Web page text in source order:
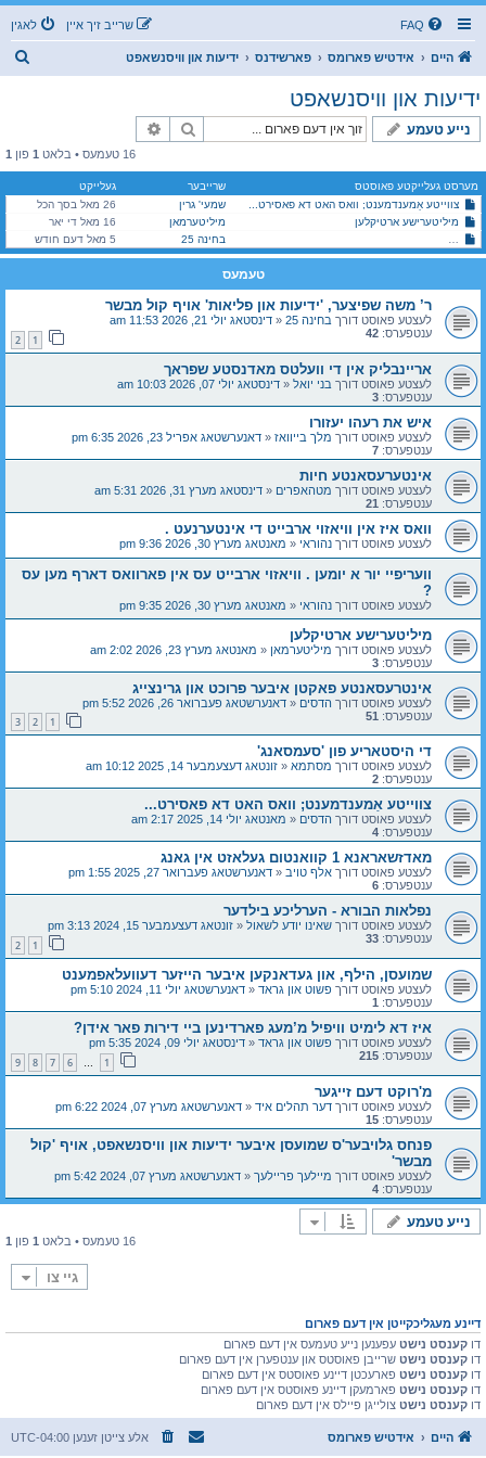
FAQ לאגין שרייב זיך איין
היים אידטיש פארומס פארשידנס ידיעות און וויסנשאפט
ידיעות און וויסנשאפט
נייע טעמע זוך
16 טעמעס • בלאט 1 פון 1
מערסט געלייקטע פאוסטס שרייבער
געלייקט
צווייטע אַמענדמענט; וואס האט דא פאסירט...
שמעי' גרין
26 מאל בסך הכל
מיליטערישע ארטיקלען
מיליטערמאן
16 מאל די יאר
ר’ משה שפיצער, 'ידיעות און פליאות' אויף קול מבשרבחינה 25 5 מאל דעם חודש
טעמעס
ר’ משה שפיצער, 'ידיעות און פליאות' אויף קול מבשר
לעצטע פאוסט דורך בחינה 25 « דינסטאג יולי 21, 2026 11:53 am
ענטפערס: 42
1
2
אריינבליק אין די וועלטס מאדנסטע שפראך
לעצטע פאוסט דורך בני יואל « דינסטאג יולי 07, 2026 10:03 am
ענטפערס: 3
איש את רעהו יעזורו
לעצטע פאוסט דורך מלך בייוואז « דאנערשטאג אפריל 23, 2026 6:35 pm
ענטפערס: 7
אינטערעסאנטע חיות
לעצטע פאוסט דורך מטהאפרים « דינסטאג מערץ 31, 2026 5:31 am
ענטפערס: 21
וואס איז אין וויאזוי ארבייט די אינטערנעט .
לעצטע פאוסט דורך נהוראי « מאנטאג מערץ 30, 2026 9:36 pm
וועריפיי יור א יומען . וויאזוי ארבייט עס אין פארוואס דארף מען עס
?
לעצטע פאוסט דורך נהוראי « מאנטאג מערץ 30, 2026 9:35 pm
מיליטערישע ארטיקלען
לעצטע פאוסט דורך מיליטערמאן « מאנטאג מערץ 23, 2026 2:02 am
ענטפערס: 3
אינטרעסאנטע פאקטן איבער פרוכט און גרינצייג
לעצטע פאוסט דורך הדסים « דאנערשטאג פעברואר 26, 2026 5:52 pm
ענטפערס: 51
1
2
3
די היסטאריע פון 'סעמסאנג'
לעצטע פאוסט דורך מסתמא « זונטאג דעצעמבער 14, 2025 10:12 am
ענטפערס: 2
צווייטע אַמענדמענט; וואס האט דא פאסירט...
לעצטע פאוסט דורך הדסים « מאנטאג יולי 14, 2025 2:17 am
ענטפערס: 4
מאדזשאראנא 1 קוואנטום געלאזט אין גאנג
לעצטע פאוסט דורך אלף טויב « דאנערשטאג פעברואר 27, 2025 1:55 pm
ענטפערס: 6
נפלאות הבורא - הערליכע בילדער
לעצטע פאוסט דורך שאינו יודע לשאול « זונטאג דעצעמבער 15, 2024 3:13 pm
ענטפערס: 33
1
2
שמועסן, הילף, און געדאנקען איבער הייזער דעוועלאפמענט
לעצטע פאוסט דורך פשוט און גראד « דאנערשטאג יולי 11, 2024 5:10 pm
ענטפערס: 1
איז דא לימיט וויפיל מ’מעג פארדינען ביי דירות פאר אידן?
לעצטע פאוסט דורך פשוט און גראד « דינסטאג יולי 09, 2024 5:35 pm
ענטפערס: 215
1
…
6
7
8
9
מ'רוקט דעם זייגער
לעצטע פאוסט דורך דער תהלים איד « דאנערשטאג מערץ 07, 2024 6:22 pm
ענטפערס: 15
פנחס גלויבער'ס שמועסן איבער ידיעות און וויסנשאפט, אויף 'קול
מבשר'
לעצטע פאוסט דורך מיילעך פריילעך « דאנערשטאג מערץ 07, 2024 5:42 pm
ענטפערס: 4
נייע טעמע
16 טעמעס • בלאט 1 פון 1
גיי צו
דיינע מעגליכקייטן אין דעם פארום
דו קענסט נישט עפענען נייע טעמעס אין דעם פארום
דו קענסט נישט שרייבן פאוסטס און ענטפערן אין דעם פארום
דו קענסט נישט פארעכטן דיינע פאוסטס אין דעם פארום
דו קענסט נישט פארמעקן דיינע פאוסטס אין דעם פארום
דו קענסט נישט צולייגן פיילס אין דעם פארום
היים אידטיש פארומס אלע צייטן זענען UTC-04:00